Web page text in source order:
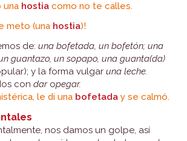
una hostia como no te calles.
meto (una hostia)!
de: una bofetada, un bofetón; una
guantazo, un sopapo, una guanta(da)
y la forma vulgar una leche.
con daropegar.
le di una bofetada y se calmó.
nos damos un golpe, así